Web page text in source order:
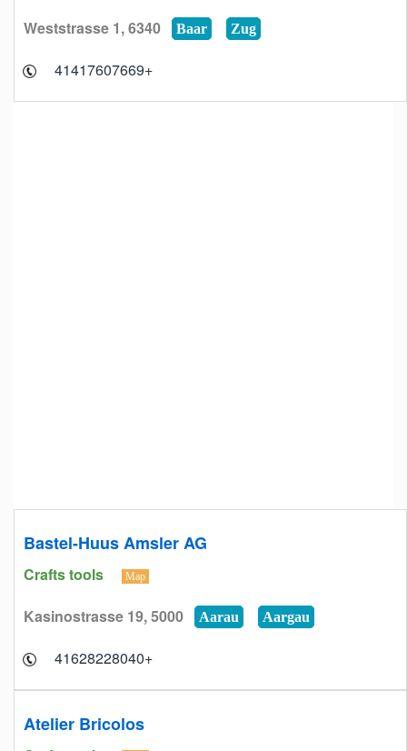
Weststrasse 1, 6340 Baar Zug
+41417607669
Bastel-Huus Amsler AG
Crafts tools Map
Kasinostrasse 19, 5000 Aarau Aargau
+41628228040
Atelier Bricolos